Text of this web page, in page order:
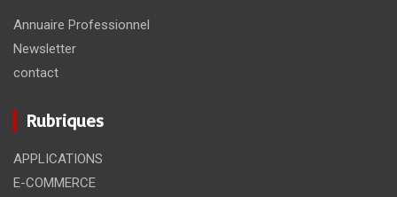
Annuaire Professionnel
Newsletter
contact
Rubriques
APPLICATIONS
E-COMMERCE